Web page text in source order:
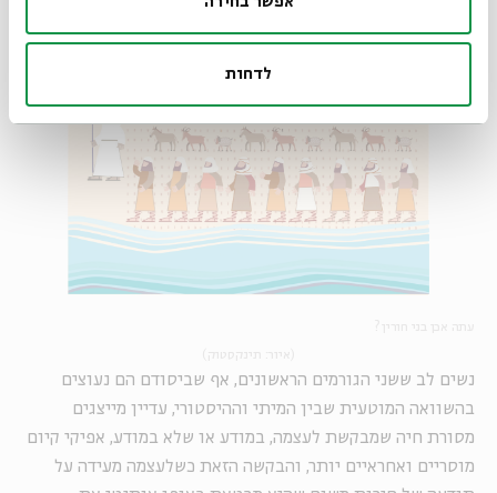
לדחות
נשים לב ששני הגורמים הראשונים, אף שביסודם הם נעוצים
בהשוואה המוטעית שבין המיתי וההיסטורי, עדיין מייצגים
מסורת חיה שמבקשת לעצמה, במודע או שלא במודע, אפיקי קיום
מוסריים ואחראיים יותר, והבקשה הזאת כשלעצמה מעידה על